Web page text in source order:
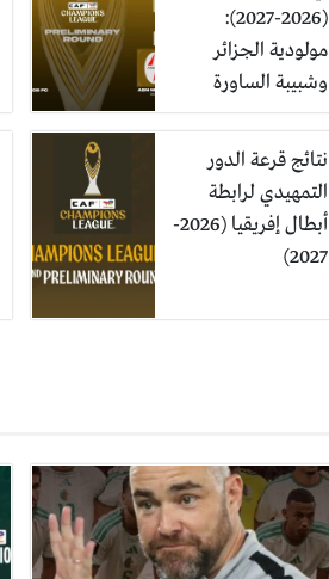
(2026-2027):
مولودية الجزائر
وشبيبة الساورة
نتائج قرعة الدور
التمهيدي لرابطة
أبطال إفريقيا (2026-
2027)